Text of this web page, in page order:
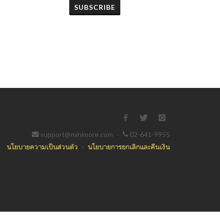
SUBSCRIBE
support@minimore.com ·
02-641-9955
นโยบายความเป็นส่วนตัว · นโยบายการยกเลิกและคืนเงิน